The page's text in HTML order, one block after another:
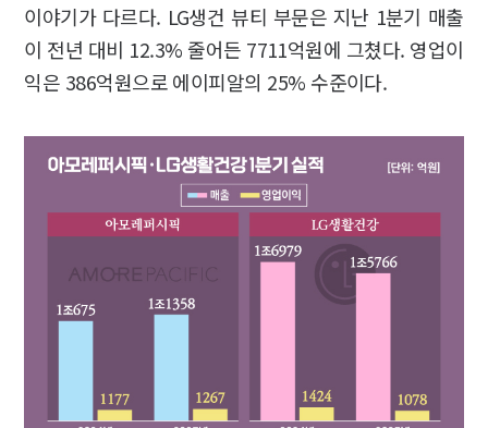
이야기가 다르다. LG생건 뷰티 부문은 지난 1분기 매출
이 전년 대비 12.3% 줄어든 7711억원에 그쳤다. 영업이
익은 386억원으로 에이피알의 25% 수준이다.